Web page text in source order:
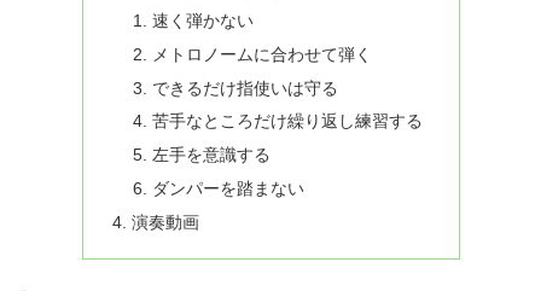
速く弾かない
メトロノームに合わせて弾く
できるだけ指使いは守る
苦手なところだけ繰り返し練習する
左手を意識する
ダンパーを踏まない
演奏動画